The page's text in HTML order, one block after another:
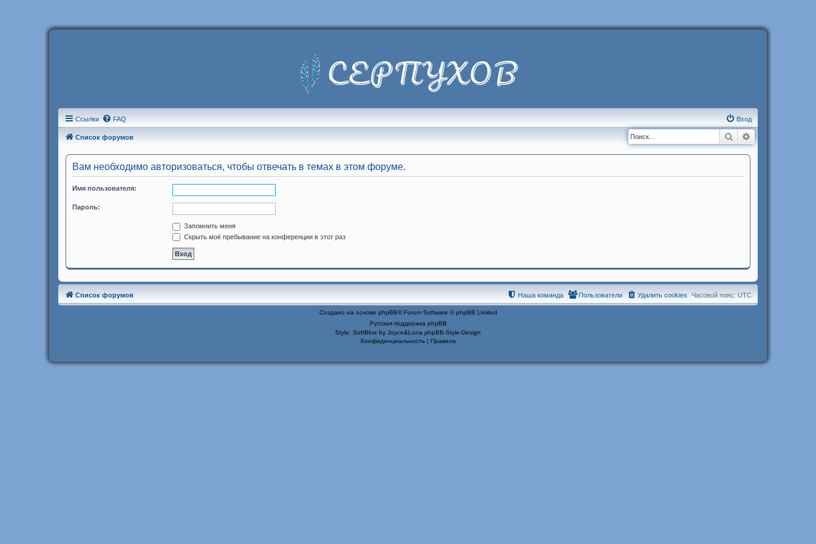
Ссылки FAQ Вход
Список форумов Поиск
Вам необходимо авторизоваться, чтобы отвечать в темах в этом форуме.
Имя пользователя:
Пароль:
Запомнить меня
Скрыть моё пребывание на конференции в этот раз
Список форумов Часовой пояс: UTC
Удалить cookies
Пользователи
Наша команда
Создано на основе phpBB® Forum Software © phpBB Limited
Русская поддержка phpBB
Style: SoftBlue by Joyce&Luna phpBB-Style-Design
Конфиденциальность| Правила